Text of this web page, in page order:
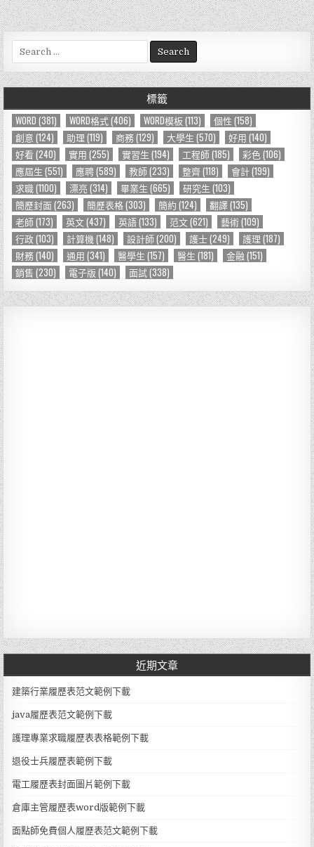
文
章
導
覽
e
a
r
h
f
o
r
標籤
WORD (381) WORD格式(406) WORD模板(113) 個性 (158)
創意 (124) 助理 (119) 商務(129) 大學生 (570) 好用 (140)
好看 (240) 實用 (255) 實習生 (194) 工程師(185) 彩色 (106)
應屆生 (551) 應聘(589) 教師(233) 整齊(118) 會計(199)
求職(1100) 漂亮 (314) 畢業生 (665) 研究生 (103)
簡歷封面(263) 簡歷表格(303) 簡約 (124) 翻譯(135)
老師(173) 英文(437) 英語(133) 范文(621) 藝術(109)
行政(103) 計算機 (148) 設計師(200) 護士(249) 護理 (187)
財務(140) 通用 (341) 醫學生 (157) 醫生 (181) 金融 (151)
銷售 (230) 電子版 (140) 面試(338)
近期文章
建築行業履歷表范文範例下載
java履歷表范文範例下載
護理專業求職履歷表表格範例下載
退役士兵履歷表範例下載
電工履歷表封面圖片範例下載
倉庫主管履歷表word版範例下載
面點師免費個人履歷表范文範例下載